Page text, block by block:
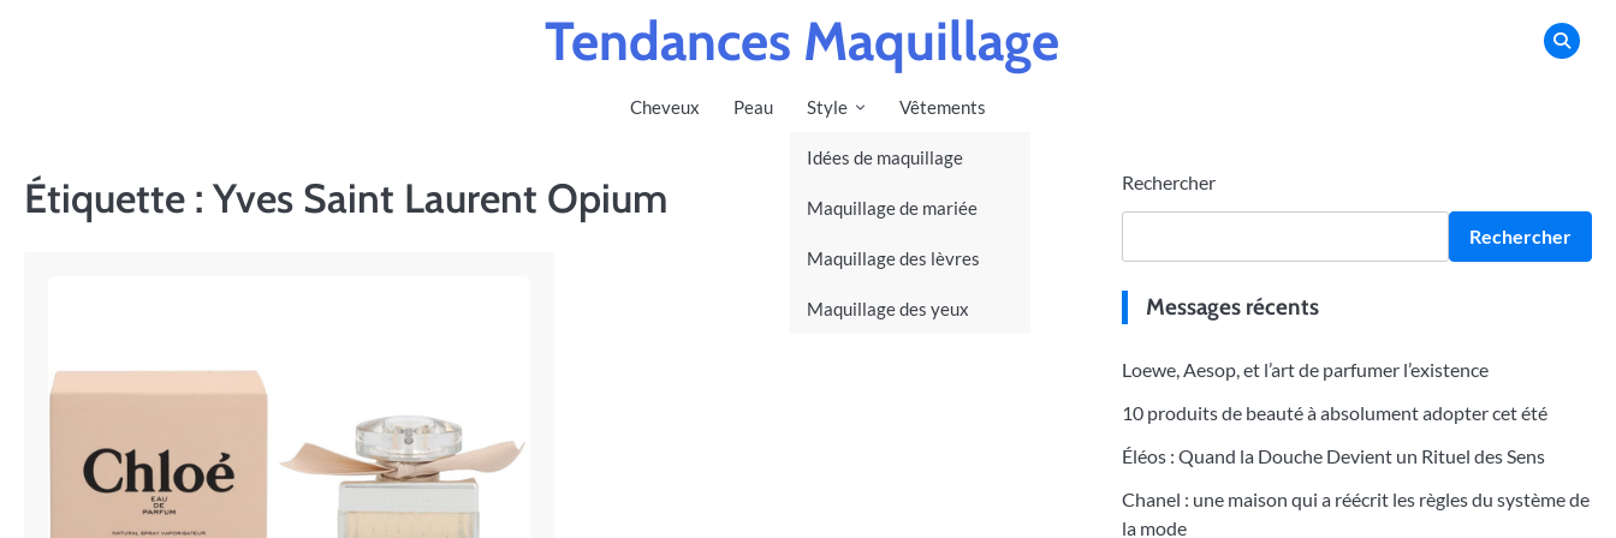
Tendances Maquillage
Cheveux Peau Style
Idées de maquillage
Maquillage de mariée
Maquillage des lèvres
Maquillage des yeux
Vêtements
Étiquette : Yves Saint Laurent Opium Rechercher
Rechercher
Messages récents
Loewe, Aesop, et l’art de parfumer l’existence
10 produits de beauté à absolument adopter cet été
Éléos : Quand la Douche Devient un Rituel des Sens
Chanel : une maison qui a réécrit les règles du système de
la mode